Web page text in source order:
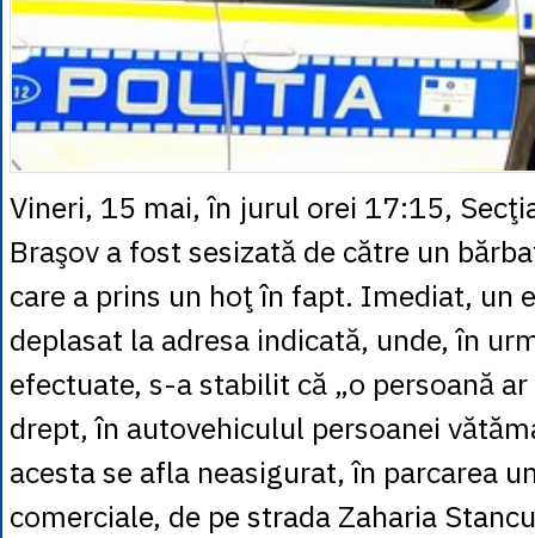
Vineri, 15 mai, în jurul orei 17:15,
Braşov a fost sesizată de către un
care a prins un hoţ în fapt. Imediat, un
deplasat la adresa indicată, unde, în
efectuate, s-a stabilit că „o persoană
drept, în autovehiculul persoanei
acesta se afla neasigurat, în parcarea
comerciale, de pe strada Zaharia